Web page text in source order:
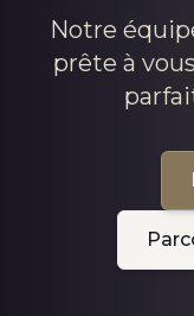
Notre
prête à